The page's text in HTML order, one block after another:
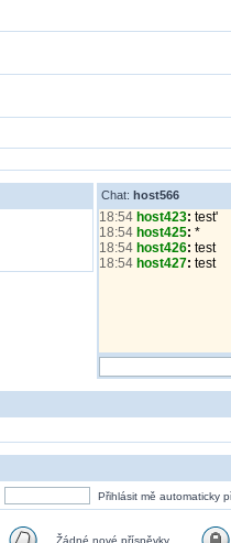
Chat: host566
18:54 host423: test'
18:54 host425: *
18:54 host426: test
18:54 host427: test
Přihlásit mě automaticky
Žádné nové příspěvky